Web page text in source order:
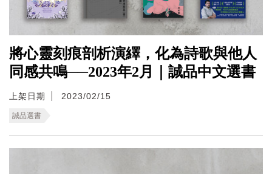
將心靈刻痕剖析演繹，化為詩歌與他人
同感共鳴──2023年2月｜誠品中文選書
上架日期 2023/02/15
誠品選書